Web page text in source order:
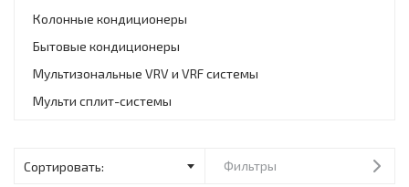
Мелкая бытовая техника
Инструменты и техника
Товары для дома
Пылесосы
Мелкая бытовая техника
Колонные кондиционеры
Бытовые кондиционеры
Мультизональные VRV и VRF системы
Мульти сплит-системы
Фильтры